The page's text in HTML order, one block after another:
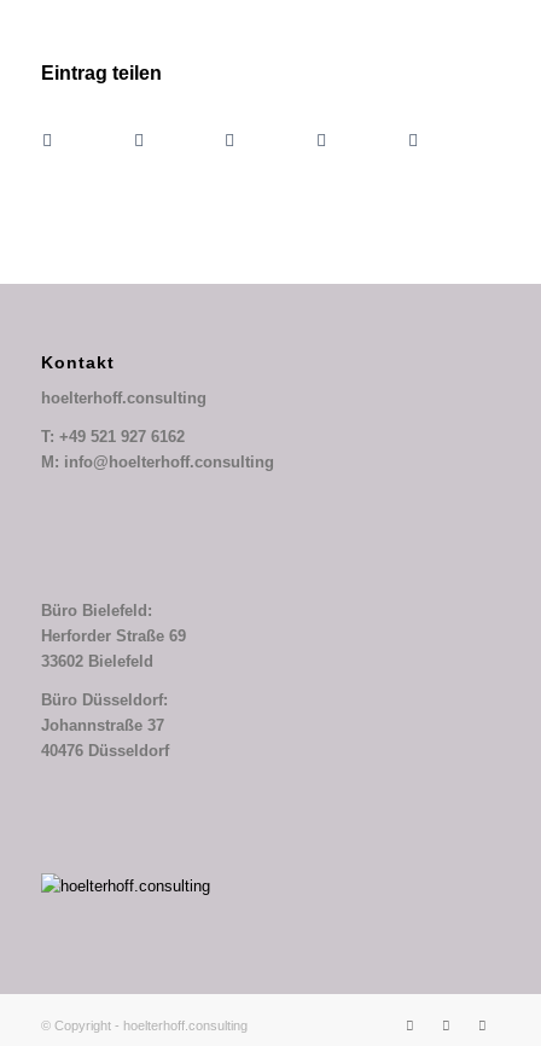
Eintrag teilen
Kontakt
hoelterhoff.consulting
T: +49 521 927 6162
M: info@hoelterhoff.consulting
Büro Bielefeld:
Herforder Straße 69
33602 Bielefeld
Büro Düsseldorf:
Johannstraße 37
40476 Düsseldorf
© Copyright - hoelterhoff.consulting